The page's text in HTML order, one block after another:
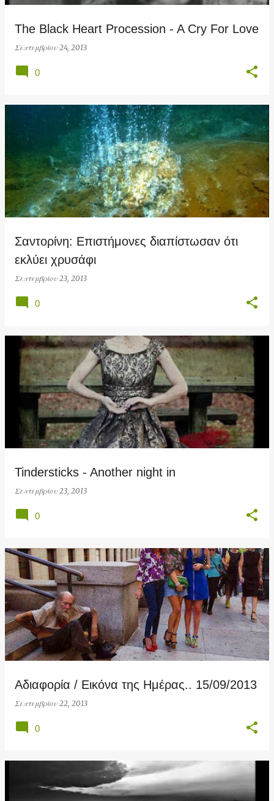
The Black Heart Procession - A Cry For Love
Σεπτεμβρίου 24, 2013
0
Σαντορίνη: Επιστήμονες διαπίστωσαν ότι
εκλύει χρυσάφι
Σεπτεμβρίου 23, 2013
0
Tindersticks - Another night in
Σεπτεμβρίου 23, 2013
0
Αδιαφορία / Εικόνα της Ημέρας.. 15/09/2013
Σεπτεμβρίου 22, 2013
0